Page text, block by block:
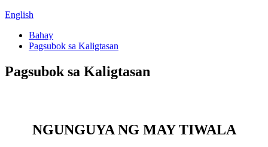
English
Bahay
Pagsubok sa Kaligtasan
Pagsubok sa Kaligtasan
NGUNGUYA NG MAY TIWALA